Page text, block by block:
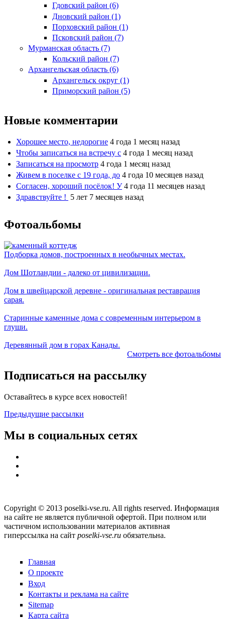
Гдовский район (6)
Дновский район (1)
Порховский район (1)
Псковский район (7)
Мурманская область (7)
Кольский район (7)
Архангельская область (6)
Архангельск округ (1)
Приморский район (5)
Новые комментарии
Хорошее место, недорогие 4 года 1 месяц назад
Чтобы записаться на встречу с 4 года 1 месяц назад
Записаться на просмотр 4 года 1 месяц назад
Живем в поселке с 19 года, до 4 года 10 месяцев назад
Согласен, хороший посёлок! У 4 года 11 месяцев назад
Здравствуйте ! 5 лет 7 месяцев назад
Фотоальбомы
Подборка домов, построенных в необычных местах.
Дом Шотландии - далеко от цивилизации.
Дом в швейцарской деревне - оригинальная реставрация
сарая.
Старинные каменные дома с современным интерьером в
глуши.
Деревянный дом в горах Канады.
Смотреть все фотоальбомы
Подписаться на рассылку
Оставайтесь в курсе всех новостей!
Предыдущие рассылки
Мы в социальных сетях
Copyright © 2013 poselki-vse.ru. All rights reserved. Информация
на сайте не является публичной офертой. При полном или
частичном использовании материалов активная
гиперссылка на сайт poselki-vse.ru​ обязательна.
Главная
О проекте
Вход
Контакты и реклама на сайте
Sitemap
Карта сайта